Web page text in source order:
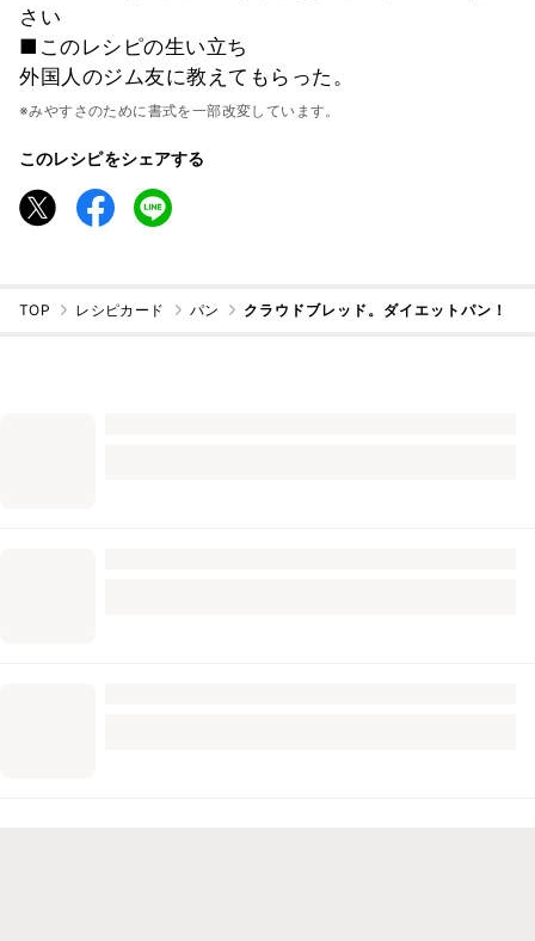
さい
■このレシピの生い立ち
外国人のジム友に教えてもらった。
※みやすさのために書式を一部改変しています。
このレシピをシェアする
TOP レシピカード パン クラウドブレッド。ダイエットパン！